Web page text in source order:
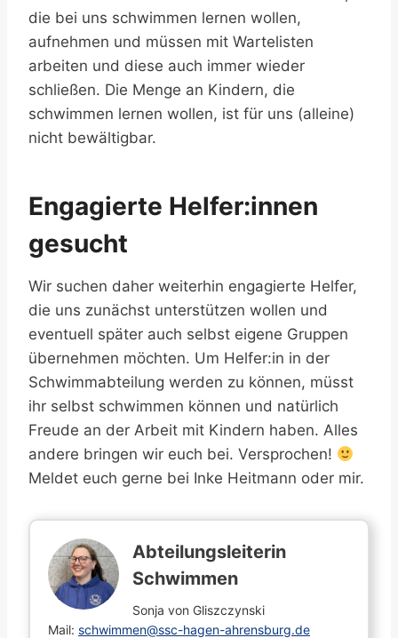
die bei uns schwimmen lernen wollen,
aufnehmen und müssen mit Wartelisten
arbeiten und diese auch immer wieder
schließen. Die Menge an Kindern, die
schwimmen lernen wollen, ist für uns (alleine)
nicht bewältigbar.
Engagierte Helfer:innen
gesucht
Wir suchen daher weiterhin engagierte Helfer,
die uns zunächst unterstützen wollen und
eventuell später auch selbst eigene Gruppen
übernehmen möchten. Um Helfer:in in der
Schwimmabteilung werden zu können, müsst
ihr selbst schwimmen können und natürlich
Freude an der Arbeit mit Kindern haben. Alles
andere bringen wir euch bei. Versprochen!
Meldet euch gerne bei Inke Heitmann oder mir.
Abteilungsleiterin
Schwimmen
Sonja von Gliszczynski
Mail: schwimmen@ssc-hagen-ahrensburg.de